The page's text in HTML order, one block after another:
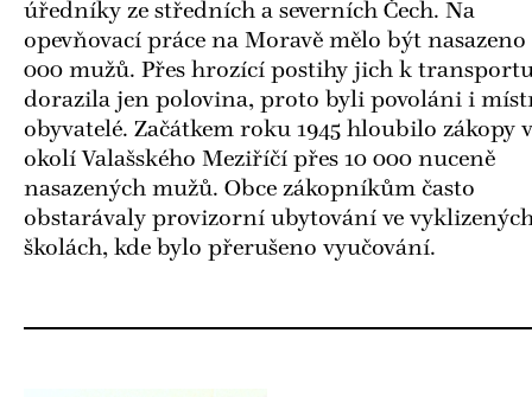
úředníky ze středních a severních Čech. Na
opevňovací práce na Moravě mělo být nasazeno
000 mužů. Přes hrozící postihy jich k
dorazila jen polovina, proto byli povoláni i
obyvatelé. Začátkem roku 1945 hloubilo zákopy v
okolí Valašského Meziříčí přes 10 000 nuceně
nasazených mužů. Obce zákopníkům často
obstarávaly provizorní ubytování ve
školách, kde bylo přerušeno vyučování.